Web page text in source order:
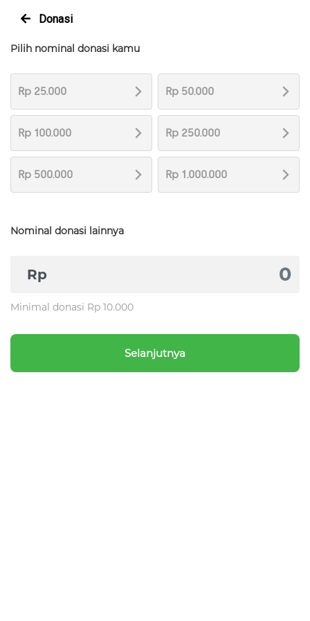
Donasi
Pilih nominal donasi kamu
Rp 25.000 Rp 50.000
Rp 100.000 Rp 250.000
Rp 500.000 Rp 1.000.000
Nominal donasi lainnya
Rp
Minimal donasi Rp 10.000
Selanjutnya